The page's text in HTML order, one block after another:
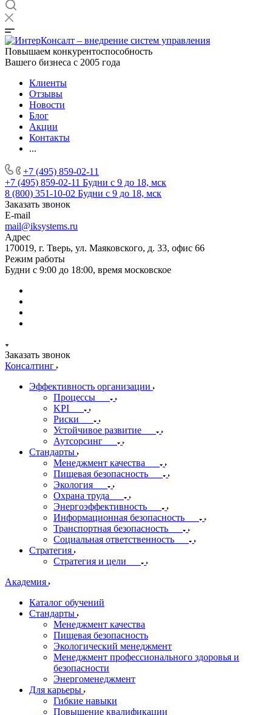
Повышаем конкурентоспособность
Вашего бизнеса с 2005 года
Клиенты
Отзывы
Новости
Блог
Акции
Контакты
...
+7 (495) 859-02-11
+7 (495) 859-02-11 Будни с 9 до 18, мск
8 (800) 351-10-02 Будни с 9 до 18, мск
Заказать звонок
E-mail
mail@iksystems.ru
Адрес
170019, г. Тверь, ул. Маяковского, д. 33, офис 66
Режим работы
Будни с 9:00 до 18:00, время московское
Заказать звонок
Консалтинг
Эффективность организации
Процессы
KPI
Риски
Устойчивое развитие
Аутсорсинг
Стандарты
Менеджмент качества
Пищевая безопасность
Экология
Охрана труда
Энергоэффективность
Информационная безопасность
Транспортная безопасность
Социальная ответственность
Стратегия
Стратегия и цели
Академия
Каталог обучений
Стандарты
Менеджмент качества
Пищевая безопасность
Экологический менеджмент
Менеджмент профессионального здоровья и
безопасности
Энергоменеджмент
Для карьеры
Гибкие навыки
Повышение квалификации